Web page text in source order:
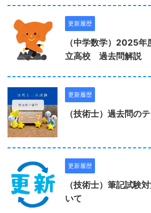
更新履歴
（中学数学）2025
立高校 過去問解説
更新履歴
（技術士）過去問の
更新履歴
（技術士）筆記試験
いて